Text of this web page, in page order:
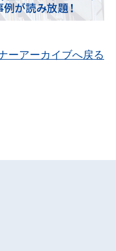
ーアーカイブへ戻る